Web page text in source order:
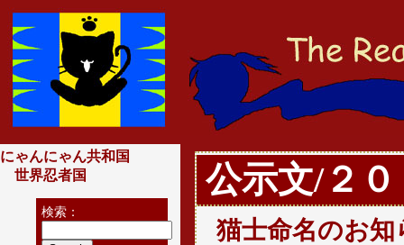
公示文/２
猫士命名のお知
にゃんにゃん共和国
世界忍者国
検索：